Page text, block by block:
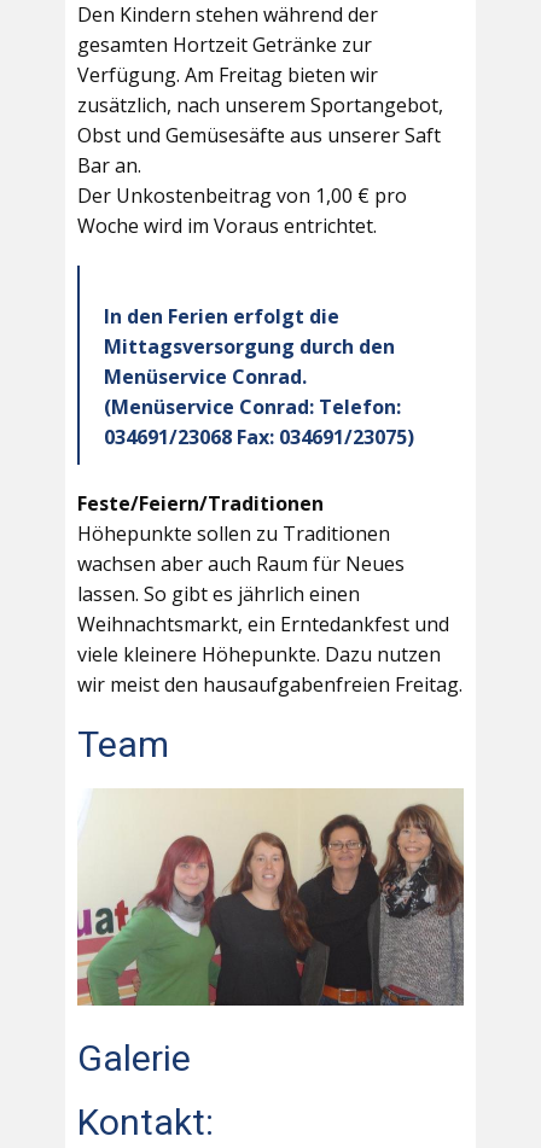
Den Kindern stehen während der
gesamten Hortzeit Getränke zur
Verfügung. Am Freitag bieten wir
zusätzlich, nach unserem Sportangebot,
Obst und Gemüsesäfte aus unserer Saft
Bar an.
Der Unkostenbeitrag von 1,00 € pro
Woche wird im Voraus entrichtet.
In den Ferien erfolgt die
Mittagsversorgung durch den
Menüservice Conrad.
(Menüservice Conrad: Telefon:
034691/23068 Fax: 034691/23075)
Feste/Feiern/Traditionen
Höhepunkte sollen zu Traditionen
wachsen aber auch Raum für Neues
lassen. So gibt es jährlich einen
Weihnachtsmarkt, ein Erntedankfest und
viele kleinere Höhepunkte. Dazu nutzen
wir meist den hausaufgabenfreien Freitag.
Team
Galerie
Kontakt: